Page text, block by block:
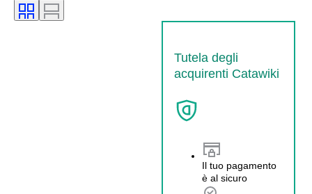
Tutela degli
acquirenti Catawiki
Il tuo pagamento
è al sicuro